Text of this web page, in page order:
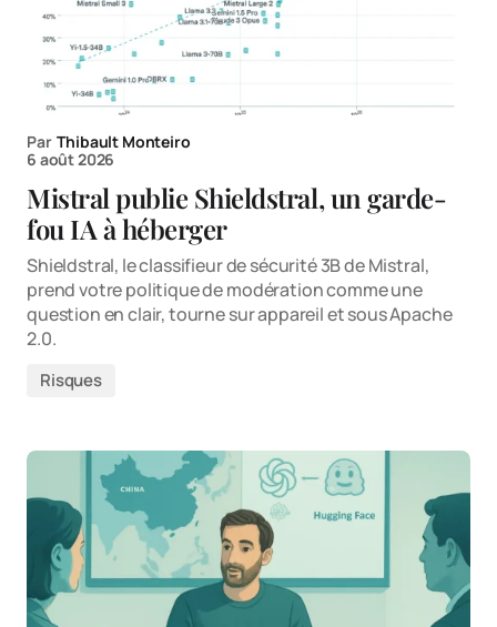
Par Thibault Monteiro
6 août 2026
Mistral publie Shieldstral, un garde-
fou IA à héberger
Shieldstral, le classifieur de sécurité 3B de Mistral,
prend votre politique de modération comme une
question en clair, tourne sur appareil et sous Apache
2.0.
Risques